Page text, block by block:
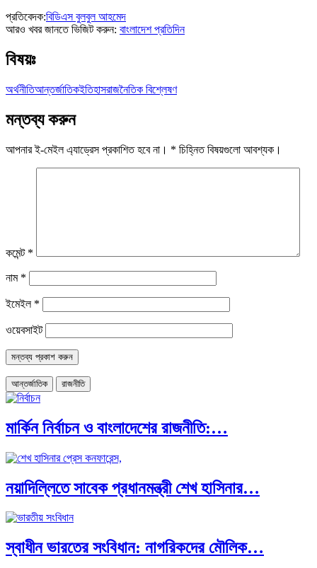
প্রতিবেদক:বিডিএস বুলবুল আহমেদ
আরও খবর জানতে ভিজিট করুন: বাংলাদেশ প্রতিদিন
বিষয়ঃ
অর্থনীতিআন্তর্জাতিকইতিহাসরাজনৈতিক বিশ্লেষণ
মন্তব্য করুন
আপনার ই-মেইল এ্যাড্রেস প্রকাশিত হবে না। * চিহ্নিত বিষয়গুলো আবশ্যক।
কমেন্ট *
নাম *
ইমেইল *
ওয়েবসাইট
আন্তর্জাতিক রাজনীতি
মার্কিন নির্বাচন ও বাংলাদেশের রাজনীতি:…
নয়াদিল্লিতে সাবেক প্রধানমন্ত্রী শেখ হাসিনার…
স্বাধীন ভারতের সংবিধান: নাগরিকদের মৌলিক…